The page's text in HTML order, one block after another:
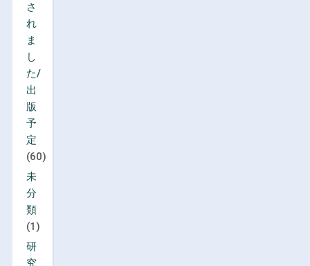
さ
れ
ま
し
た/
出
版
予
定
(60)
未
分
類
(1)
研
究